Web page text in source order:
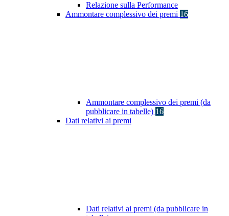
Relazione sulla Performance
Ammontare complessivo dei premi 16
Ammontare complessivo dei premi (da
pubblicare in tabelle) 16
Dati relativi ai premi
Dati relativi ai premi (da pubblicare in